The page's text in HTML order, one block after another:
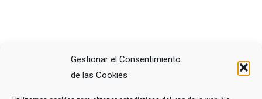
Gestionar el Consentimiento
de las Cookies
COMPARTE ESTE ARTÍCULO